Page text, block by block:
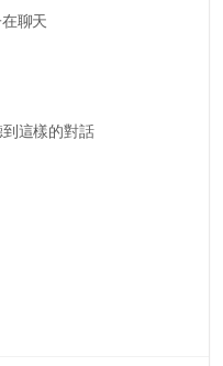
聊天
這樣的對話